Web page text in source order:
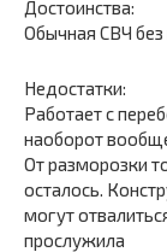
Достоинства:
Обычная СВЧ без
Недостатки:
Работает с
наоборот
От разморозки
осталось.
могут
прослужила